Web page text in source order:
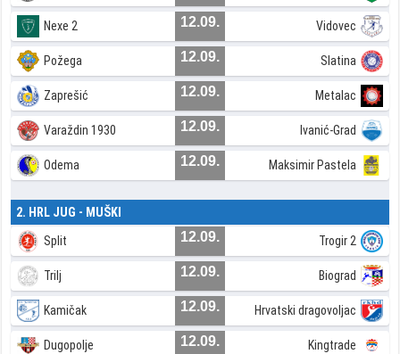
Nexe 2 12.09. Vidovec
Požega 12.09. Slatina
Zaprešić 12.09. Metalac
Varaždin 1930 12.09. Ivanić-Grad
Odema 12.09. Maksimir Pastela
2. HRL JUG - MUŠKI
Split 12.09. Trogir 2
Trilj 12.09. Biograd
Kamičak 12.09. Hrvatski dragovoljac
Dugopolje 12.09. Kingtrade